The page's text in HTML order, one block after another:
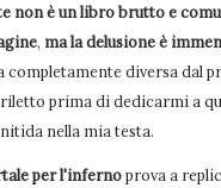
non è un libro brutto e
, ma la delusione è
completamente diversa dal
riletto prima di dedicarmi a
nella mia testa.
per l'infernoprova a